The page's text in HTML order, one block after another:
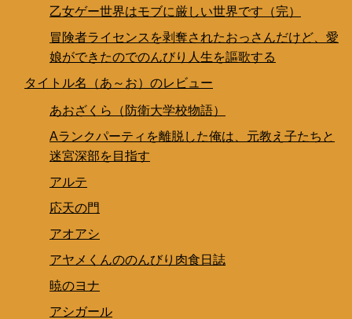
乙女ゲー世界はモブに厳しい世界です（完）
冒険者ライセンスを剥奪されたおっさんだけど、愛
娘ができたのでのんびり人生を謳歌する
タイトル名（あ～お）のレビュー
あおざくら（防衛大学校物語）
Aランクパーティを離脱した俺は、元教え子たちと
迷宮深部を目指す
アルテ
応天の門
アオアシ
アヤメくんののんびり肉食日誌
暁のヨナ
アシガール